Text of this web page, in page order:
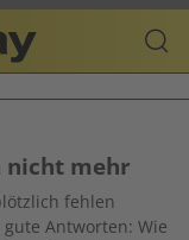
nicht mehr
fehlen
Antworten: Wie